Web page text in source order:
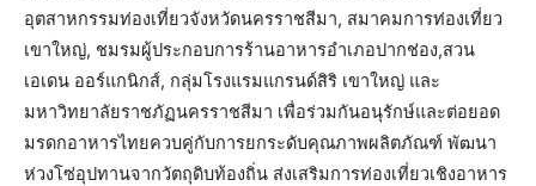
อุตสาหกรรมท่องเที่ยวจังหวัดนครราชสีมา, สมาคมการท่องเที่ยว
เขาใหญ่, ชมรมผู้ประกอบการร้านอาหารอำเภอปากช่อง,สวน
เอเดน ออร์แกนิกส์, กลุ่มโรงแรมแกรนด์สิริ เขาใหญ่ และ
มหาวิทยาลัยราชภัฏนครราชสีมา เพื่อร่วมกันอนุรักษ์และต่อยอด
มรดกอาหารไทยควบคู่กับการยกระดับคุณภาพผลิตภัณฑ์ พัฒนา
ห่วงโซ่อุปทานจากวัตถุดิบท้องถิ่น ส่งเสริมการท่องเที่ยวเชิงอาหาร